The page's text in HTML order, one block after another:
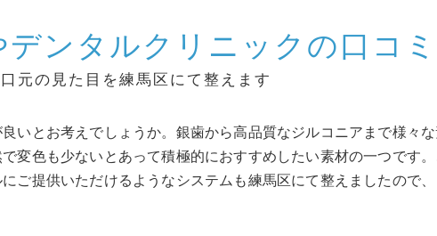
元の見た目を練馬区にて整えます
ンタルクリニックの口コ
いとお考えでしょうか。銀歯から高品質なジルコニアまで様々
変色も少ないとあって積極的におすすめしたい素材の一つです
ご提供いただけるようなシステムも練馬区にて整えましたので